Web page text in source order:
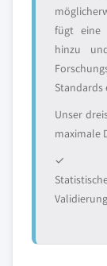
fügt eine
hinzu
Standards
Unser
maximale
✓
Validierung